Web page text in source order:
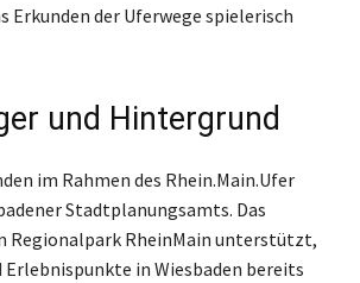
Erkunden der Uferwege spielerisch
und Hintergrund
im Rahmen des Rhein.Main.Ufer
Stadtplanungsamts. Das
Regionalpark RheinMain unterstützt,
Erlebnispunkte in Wiesbaden bereits